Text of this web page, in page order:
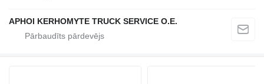
APHOI KERHOMYTE TRUCK SERVICE O.E.